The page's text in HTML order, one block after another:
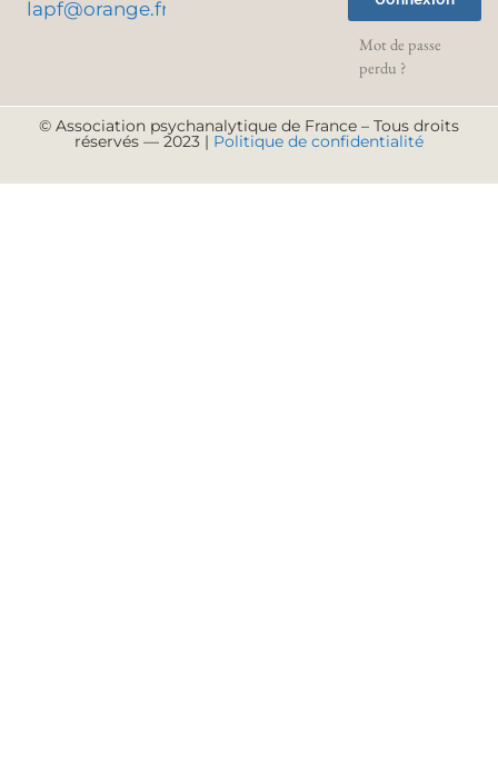
lapf@orange.fr
Mot de passe
perdu ?
© Association psychanalytique de France – Tous droits
réservés — 2023 | Politique de confidentialité